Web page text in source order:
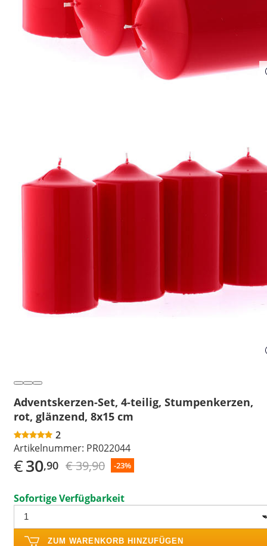
Adventskerzen-Set, 4-teilig, Stumpenkerzen,
rot, glänzend, 8x15 cm
2
Artikelnummer: PR022044
€30,90 € 39,90 -23%
Sofortige Verfügbarkeit
ZUM WARENKORB HINZUFÜGEN